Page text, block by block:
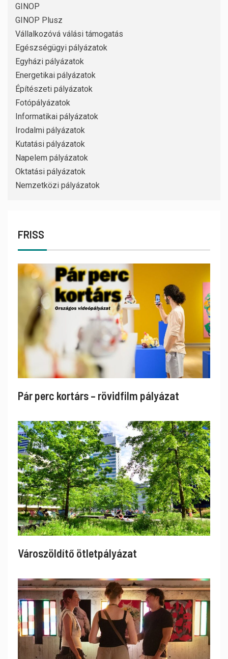
GINOP
GINOP Plusz
Vállalkozóvá válási támogatás
Egészségügyi pályázatok
Egyházi pályázatok
Energetikai pályázatok
Építészeti pályázatok
Fotópályázatok
Informatikai pályázatok
Irodalmi pályázatok
Kutatási pályázatok
Napelem pályázatok
Oktatási pályázatok
Nemzetközi pályázatok
FRISS
Pár perc kortárs – rövidfilm pályázat
Városzöldítő ötletpályázat